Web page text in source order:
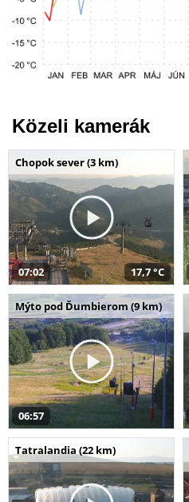
Közeli kamerák
Chopok sever (3 km)
07:02 17,7 °C
Mýto pod Ďumbierom (9 km)
06:57
Tatralandia (22 km)